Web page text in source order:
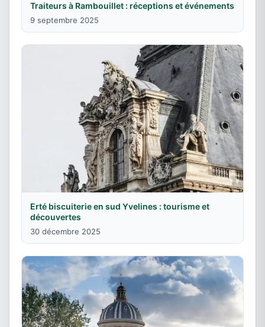
Traiteurs à Rambouillet : réceptions et événements
9 septembre 2025
Erté biscuiterie en sud Yvelines : tourisme et
découvertes
30 décembre 2025